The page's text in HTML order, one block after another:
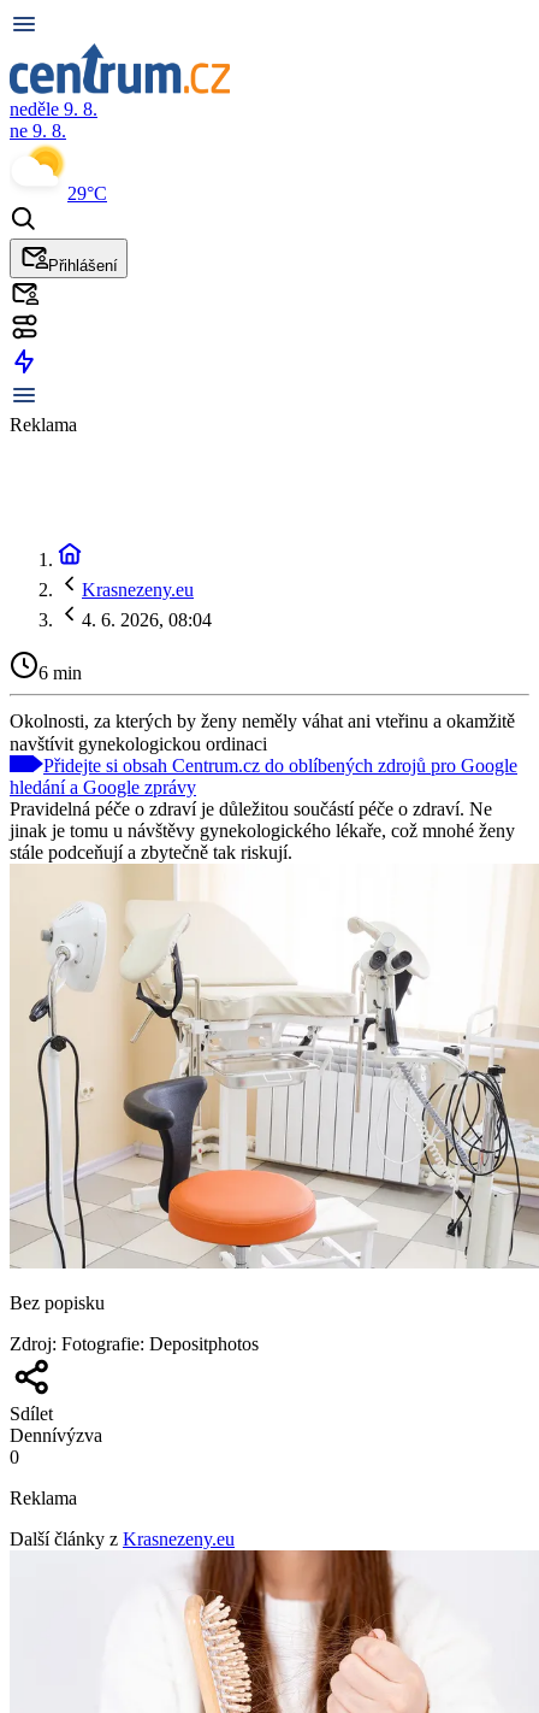
neděle 9. 8.
ne 9. 8.
29°C
Přihlášení
Reklama
Krasnezeny.eu
4. 6. 2026, 08:04
6 min
Okolnosti, za kterých by ženy neměly váhat ani vteřinu a okamžitě
navštívit gynekologickou ordinaci
Přidejte si obsah Centrum.cz do oblíbených zdrojů pro Google
hledání a Google zprávy
Pravidelná péče o zdraví je důležitou součástí péče o zdraví. Ne
jinak je tomu u návštěvy gynekologického lékaře, což mnohé ženy
stále podceňují a zbytečně tak riskují.
Bez popisku
Zdroj: Fotografie: Depositphotos
Sdílet
Dennívýzva
0
Reklama
Další články z Krasnezeny.eu